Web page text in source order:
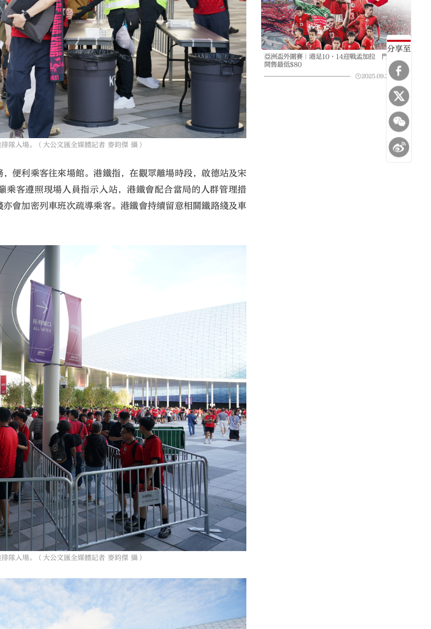
分享至
隊入場。（大公文匯全媒體記者 麥鈞傑 攝）
便利乘客往來場館。港鐵指，在觀眾離場時段，啟德站及宋
客遵照現場人員指示入站，港鐵會配合當局的人群管理措
會加密列車班次疏導乘客。港鐵會持續留意相關鐵路綫及車
隊入場。（大公文匯全媒體記者 麥鈞傑 攝）
亞洲盃外圍賽｜港足10·14迎戰孟加拉 門票周四
開售最低$80
2025.09.30 10:18